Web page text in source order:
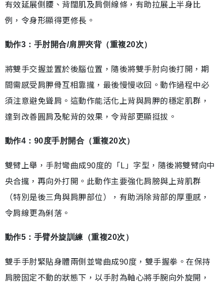
有效延展側腰、背闊肌及肩側線條，有助拉展上半身比
例，令身形顯得更修長。
動作3：手肘開合/肩胛夾背（重複20次）
將雙手交握並置於後腦位置，隨後將雙手肘向後打開，期
間需感受肩胛骨互相靠攏，最後慢慢收回。動作過程中必
須注意避免聳肩。這動作能活化上背與肩胛的穩定肌群，
達到改善圓肩及駝背的效果，令背部更顯挺拔。
動作4：90度手肘開合（重複20次）
雙臂上舉，手肘彎曲成90度的「L」字型，隨後將雙臂向中
央合攏，再向外打開。此動作主要強化肩膀與上背肌群
（特別是後三角與肩胛部位），有助消除背部的厚重感，
令肩線更為俐落。
動作5：手臂外旋訓練（重複20次）
雙手手肘緊貼身體兩側並彎曲成90度，雙手握拳。在保持
肩膀固定不動的狀態下，以手肘為軸心將手腕向外旋開，